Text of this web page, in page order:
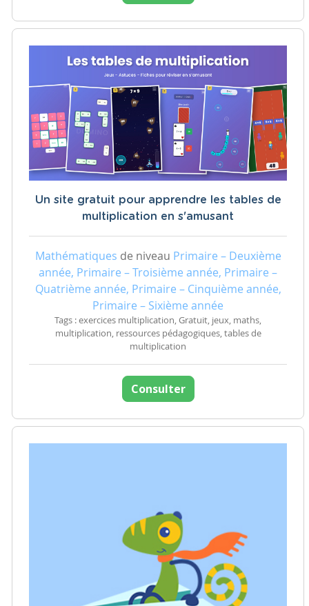
Un site gratuit pour apprendre les tables de
multiplication en s'amusant
Mathématiques de niveau Primaire – Deuxième
année, Primaire – Troisième année, Primaire –
Quatrième année, Primaire – Cinquième année,
Primaire – Sixième année
Tags : exercices multiplication, Gratuit, jeux, maths,
multiplication, ressources pédagogiques, tables de
multiplication
Consulter